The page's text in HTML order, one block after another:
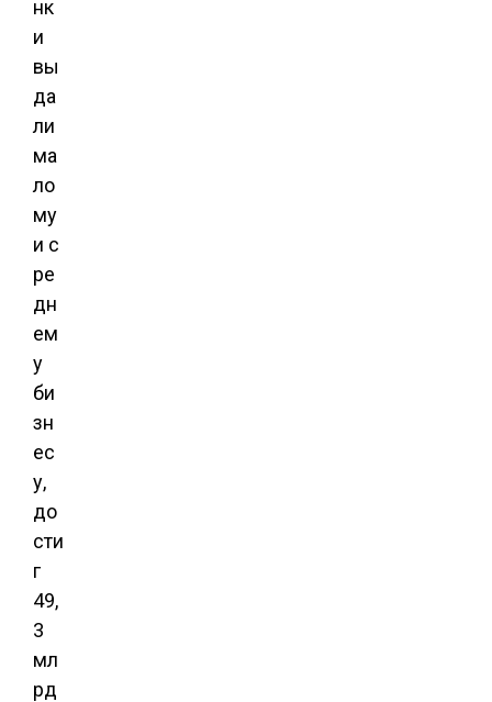
нк
и
вы
да
ли
ма
ло
му
и с
ре
дн
ем
у
би
зн
ес
у,
до
сти
г
49,
3
мл
рд